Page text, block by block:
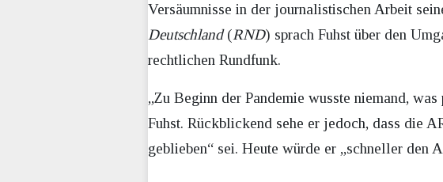
Versäumnisse in der journalistischen Arbeit
Deutschland(RND) sprach Fuhst über den
rechtlichen Rundfunk.
„Zu Beginn der Pandemie wusste niemand,
Fuhst. Rückblickend sehe er jedoch, dass die
geblieben“ sei. Heute würde er „schneller den